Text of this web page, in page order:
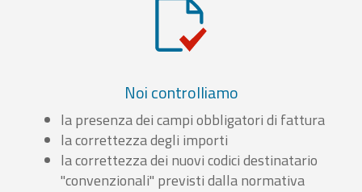
Noi controlliamo
la presenza dei campi obbligatori di fattura
la correttezza degli importi
la correttezza dei nuovi codici destinatario
"convenzionali" previsti dalla normativa